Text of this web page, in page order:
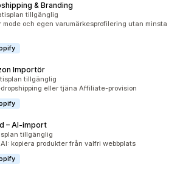
& Branding
totalt
tillgänglig
mode och egen varumärkesprofilering utan minsta
Importör
totalt
tillgänglig
eller tjäna Affiliate-provision
– AI‑import
tillgänglig
kopiera produkter från valfri webbplats